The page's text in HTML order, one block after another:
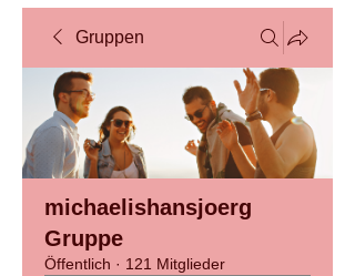
Gruppen
michaelishansjoerg
Gruppe
Öffentlich · 121 Mitglieder